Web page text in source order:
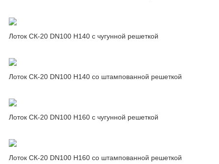
Лоток СК-20 DN100 H140 с чугунной решеткой
Лоток СК-20 DN100 H140 со штампованной решеткой
Лоток СК-20 DN100 H160 с чугунной решеткой
Лоток СК-20 DN100 H160 со штампованной решеткой